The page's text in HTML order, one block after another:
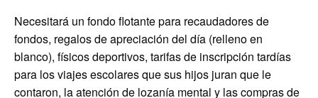
Necesitará un fondo flotante para recaudadores de
fondos, regalos de apreciación del día (relleno en
blanco), físicos deportivos, tarifas de inscripción tardías
para los viajes escolares que sus hijos juran que le
contaron, la atención de lozanía mental y las compras de